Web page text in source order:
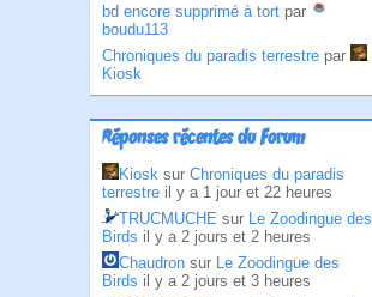
bd encore supprimé à tort par
boudu113
Chroniques du paradis terrestre par
Kiosk
Réponses récentes du Forum
Kiosk sur Chroniques du paradis
terrestre il y a 1 jour et 22 heures
TRUCMUCHE sur Le Zoodingue des
Birds il y a 2 jours et 2 heures
Chaudron sur Le Zoodingue des
Birds il y a 2 jours et 3 heures